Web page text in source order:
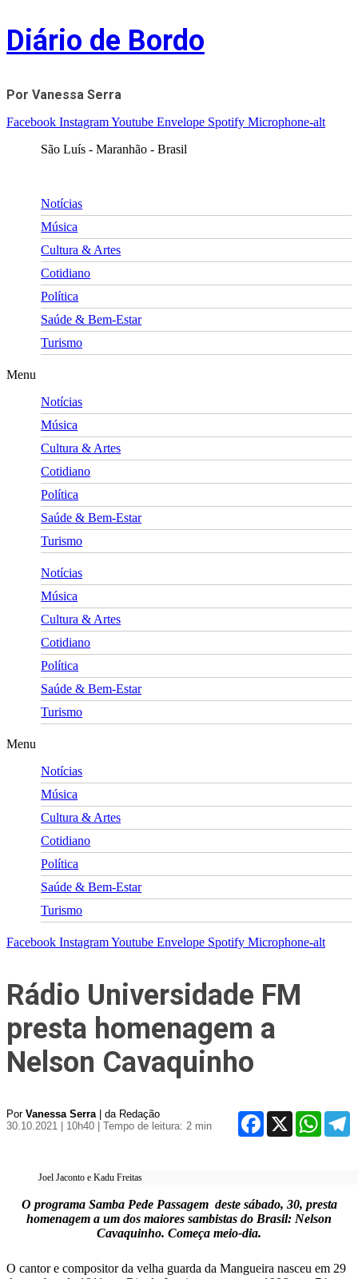
Skip
to
content
Diário de Bordo
Por Vanessa Serra
Facebook InstagramYoutube Envelope Spotify Microphone-alt
São Luís - Maranhão - Brasil
Notícias
Música
Cultura & Artes
Cotidiano
Política
Saúde & Bem-Estar
Turismo
Menu
Notícias
Música
Cultura & Artes
Cotidiano
Política
Saúde & Bem-Estar
Turismo
Notícias
Música
Cultura & Artes
Cotidiano
Política
Saúde & Bem-Estar
Turismo
Menu
Notícias
Música
Cultura & Artes
Cotidiano
Política
Saúde & Bem-Estar
Turismo
Facebook InstagramYoutube Envelope Spotify Microphone-alt
Rádio Universidade FM
presta homenagem a
Nelson Cavaquinho
Por Vanessa Serra| da Redação
30.10.2021 | 10h40
| Tempo de leitura: 2 min
Facebook
X
Joel Jaconto e Kadu Freitas
O programa Samba Pede Passagem deste sábado, 30, presta
homenagem a um dos maiores sambistas do Brasil: Nelson
Cavaquinho. Começa meio-dia.
O cantor e compositor da velha guarda da Mangueira nasceu em 29